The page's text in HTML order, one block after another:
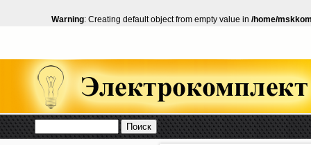
Warning: Creating default object from empty value in /home/